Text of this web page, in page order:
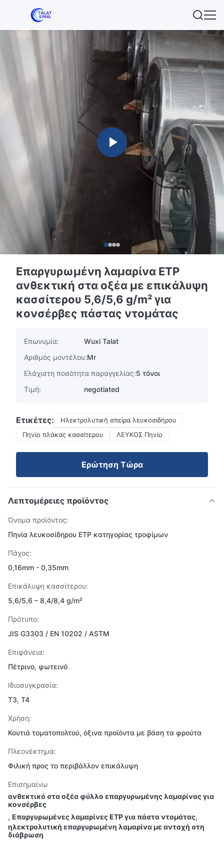
Επαργυρωμένη λαμαρίνα ETP
ανθεκτική στα οξέα με επικάλυψη
κασσίτερου 5,6/5,6 g/m² για
κονσέρβες πάστας ντομάτας
Επωνυμία:
Wuxi Talat
Αριθμός μοντέλου:Mr
Ελάχιστη ποσότητα παραγγελίας:5 τόνοι
Τιμή:
negotiated
Ετικέτες:
Ηλεκτρολυτική σπείρα λευκοσιδήρου
Πηνίο πλάκας κασσίτερου
ΛΕΥΚΟΣ Πηνίο
Ερώτηση Τώρα
Λεπτομέρειες προϊόντος
Όνομα προϊόντος:
Πηνία λευκοσίδηρου ETP κατηγορίας τροφίμων
Πάχος:
0,16mm - 0,35mm
Επικάλυψη κασσίτερου:
5,6/5,6 – 8,4/8,4 g/m²
Πρότυπο:
JIS G3303 / EN 10202 / ASTM
Επιφάνεια:
Πέτρινο, φωτεινό
Ιδιοσυγκρασία:
Τ3, Τ4
Χρήση:
Κουτιά τοματοπολτού, όξινα προϊόντα με βάση τα φρούτα
Πλεονέκτημα:
Φιλική προς το περιβάλλον επικάλυψη
Επισημαίνω
ανθεκτικό στα οξέα φύλλο επαργυρωμένης λαμαρίνας για
κονσέρβες
, Επαργυρωμένες λαμαρίνες ETP για πάστα ντομάτας,
ηλεκτρολυτική επαργυρωμένη λαμαρίνα με αντοχή στη
διάβρωση